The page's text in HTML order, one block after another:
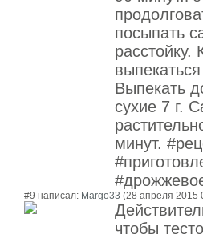
посыпать
Выпекать
сухие 7 г.
минут.
#9 написал: Margo33 (28 апреля 2015
чтобы